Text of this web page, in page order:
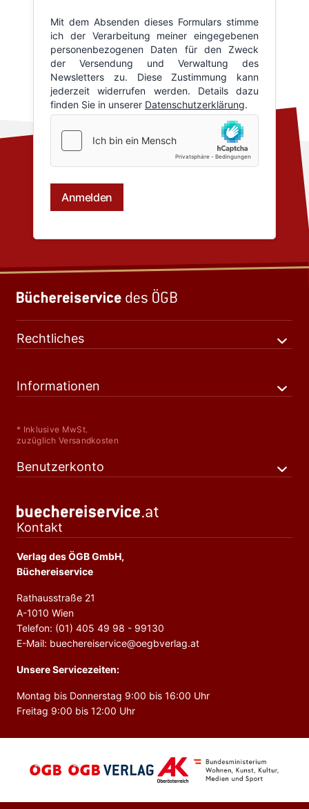
Rechtliches
Informationen
* Inklusive MwSt.
zuzüglich Versandkosten
Benutzerkonto
Kontakt
Verlag des ÖGB GmbH,
Büchereiservice
Rathausstraße 21
A-1010 Wien
Telefon: (01) 405 49 98 - 99130
E-Mail: buechereiservice@oegbverlag.at
Unsere Servicezeiten:
Montag bis Donnerstag 9:00 bis 16:00 Uhr
Freitag 9:00 bis 12:00 Uhr